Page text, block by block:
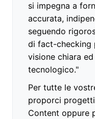
si impegna a
accurata,
seguendo
di fact-checking
visione chiara
tecnologico."
Per tutte le
proporci
Content oppure